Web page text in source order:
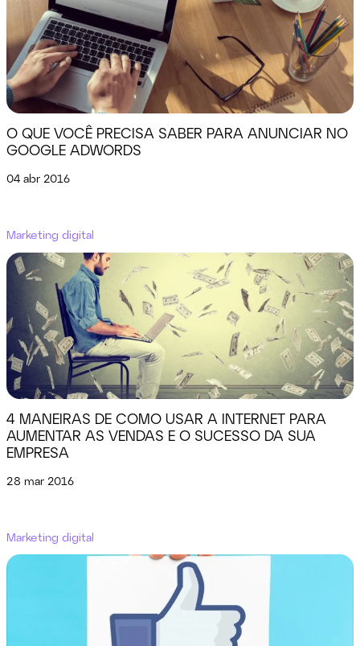
O QUE VOCÊ PRECISA SABER PARA ANUNCIAR NO
GOOGLE ADWORDS
04 abr 2016
Marketing digital
4 MANEIRAS DE COMO USAR A INTERNET PARA
AUMENTAR AS VENDAS E O SUCESSO DA SUA
EMPRESA
28 mar 2016
Marketing digital